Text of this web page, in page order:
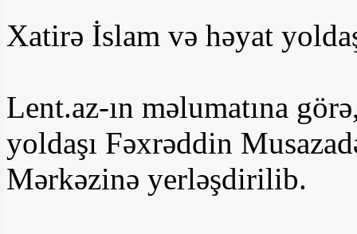
Xatirə İslam və həyat
Lent.az-ın məlumatına
yoldaşı Fəxrəddin
Mərkəzinə yerləşdirilib.